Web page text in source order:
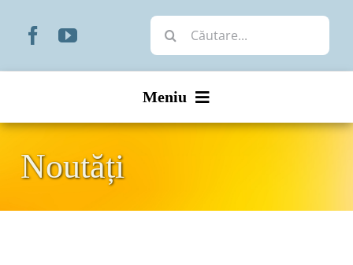
Cautare...
Meniu
Noutăți